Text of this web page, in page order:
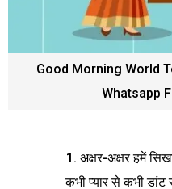
Good Morning World
Whatsapp
1. अक्षर-अक्षर हमें
कभी प्यार से कभी डांट